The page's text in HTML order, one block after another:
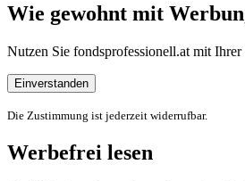
Wie gewohnt mit
Nutzen Sie fondsprofessionell.at mit
Einverstanden
Die Zustimmung ist jederzeit widerrufbar.
Werbefrei lesen